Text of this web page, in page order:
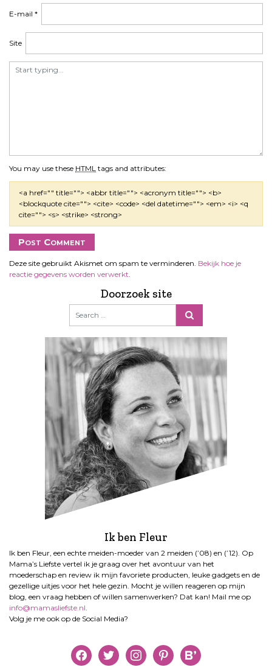
You may use these HTML tags and attributes:
<a href="" title=""> <abbr title=""> <acronym title=""> <b>
<blockquote cite=""> <cite> <code> <del datetime=""> <em> <i> <q
cite=""> <s> <strike> <strong>
E-mail *
Site
Deze site gebruikt Akismet om spam te verminderen. Bekijk hoe je
reactie gegevens worden verwerkt
Doorzoek site
Ik ben Fleur
Ik ben Fleur, een echte meiden-moeder van 2 meiden (’08) en (’12). Op
Mama’s Liefste vertel ik je graag over het avontuur van het
moederschap en review ik mijn favoriete producten, leuke gadgets en de
gezellige uitjes voor het hele gezin. Mocht je willen reageren op mijn
blog, een vraag hebben of willen samenwerken? Dat kan! Mail me op
info@mamasliefste.nl
Volg je me ook op de Social Media?
facebooktwitter instagrampinterestbloglovin